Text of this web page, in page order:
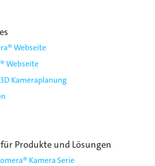
Webseite
Webseite
Kameraplanung
Produkte und Lösungen
Kamera Serie